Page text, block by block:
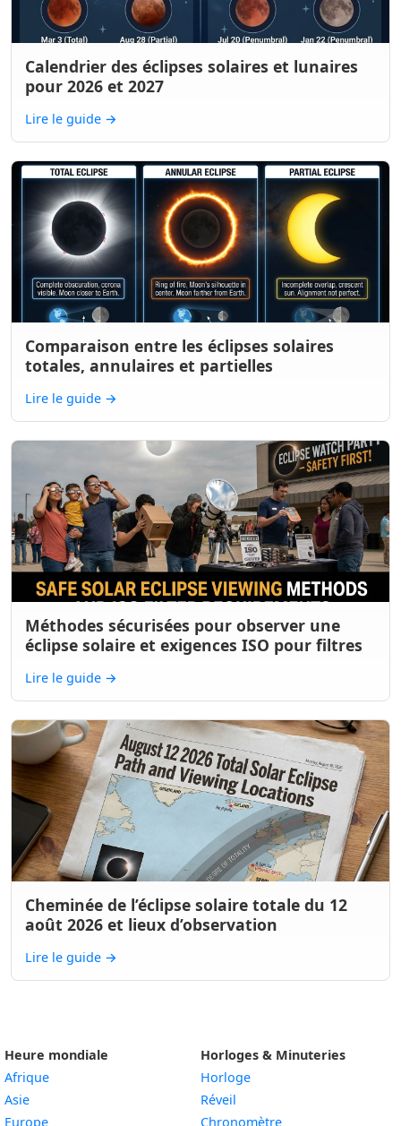
Calendrier des éclipses solaires et lunaires
pour 2026 et 2027
Lire le guide →
Comparaison entre les éclipses solaires
totales, annulaires et partielles
Lire le guide →
Méthodes sécurisées pour observer une
éclipse solaire et exigences ISO pour filtres
Lire le guide →
Cheminée de l’éclipse solaire totale du 12
août 2026 et lieux d’observation
Lire le guide →
Heure mondiale
Afrique
Asie
Europe
Horloges & Minuteries
Horloge
Réveil
Chronomètre